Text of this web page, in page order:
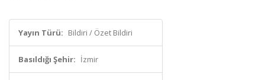
Yayın Türü: Bildiri / Özet Bildiri
Basıldığı Şehir: İzmir